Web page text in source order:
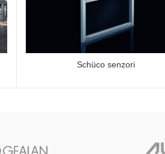
Schüco senzori